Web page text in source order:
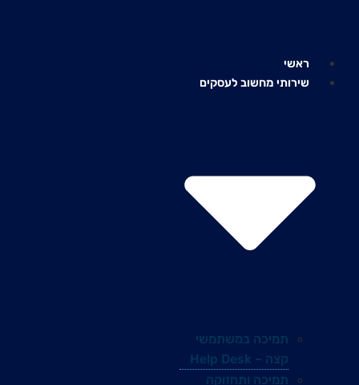
ראשי
שירותי מחשוב לעסקים
תמיכה במשתמשי
קצה – Help Desk
תמיכה ותחזוקה